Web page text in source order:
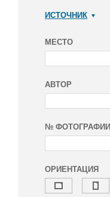
ИСТОЧНИК
МЕСТО
АВТОР
№ ФОТОГРАФИИ
ОРИЕНТАЦИЯ